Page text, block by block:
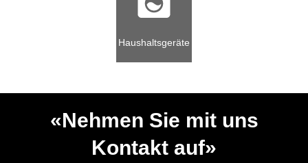
Haushaltsgeräte
«Nehmen Sie mit uns
Kontakt auf»